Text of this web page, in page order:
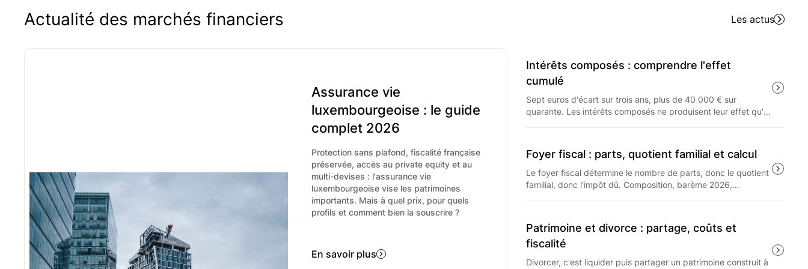
de la part de ses partenaires, changeant ainsi de manière significative la relation
Actualité des marchés financiers Les actus
Assurance vie
luxembourgeoise : le guide
complet 2026
Protection sans plafond, fiscalité française
préservée, accès au private equity et au
multi-devises : l'assurance vie
luxembourgeoise vise les patrimoines
importants. Mais à quel prix, pour quels
profils et comment bien la souscrire ?
En savoir plus
Intérêts composés : comprendre l'effet
cumulé
Sept euros d'écart sur trois ans, plus de 40 000 € sur
quarante. Les intérêts composés ne produisent leur effet qu'à
Foyer fiscal : parts, quotient familial et calcul
Le foyer fiscal détermine le nombre de parts, donc le quotient
familial, donc l'impôt dû. Composition, barème 2026,
2025.
Patrimoine et divorce : partage, coûts et
fiscalité
Divorcer, c'est liquider puis partager un patrimoine construit à